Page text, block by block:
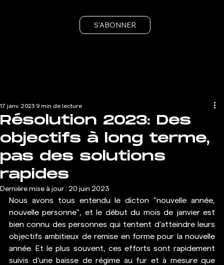
S'ABONNER
Résolution 2023: Des
objectifs à long terme,
pas des solutions
rapides
17 janv. 2023 9 min de lecture
Dernière mise à jour : 20 juin 2023
Nous avons tous entendu le dicton "nouvelle année,
nouvelle personne", et le début du mois de janvier est
bien connu des personnes qui tentent d'atteindre leurs
objectifs ambitieux de remise en forme pour la nouvelle
année. Et le plus souvent, ces efforts sont rapidement
suivis d'une baisse de régime au fur et à mesure que